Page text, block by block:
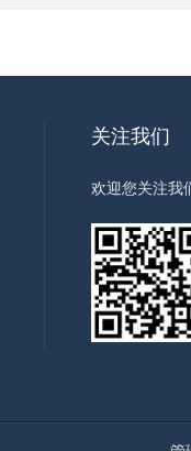
关注我们
欢迎您关注我